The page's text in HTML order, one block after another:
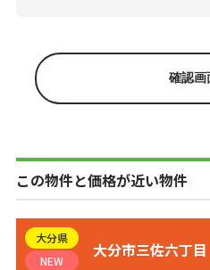
この物件と価格が近い物件
大分県
NEW
大分市三佐六丁目